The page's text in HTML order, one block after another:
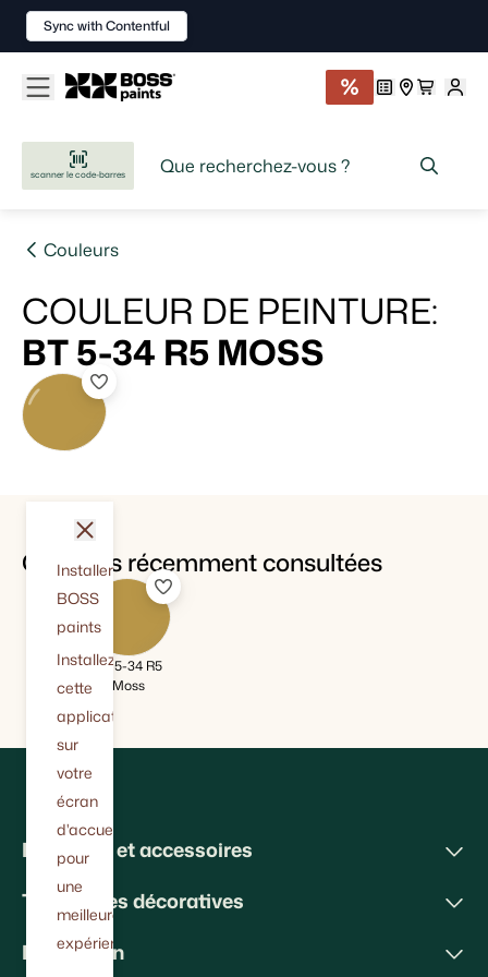
scanner le code-barres
Couleurs
COULEUR DE PEINTURE:
BT 5-34 R5 MOSS
Couleurs récemment consultées
BT 5-34 R5
Moss
Peintures et accessoires
Techniques décoratives
Inspiration
Installer
BOSS
paints
Installez
cette
application
sur
votre
écran
d'accueil
pour
une
meilleure
expérience.
fermer
Sync with Contentful